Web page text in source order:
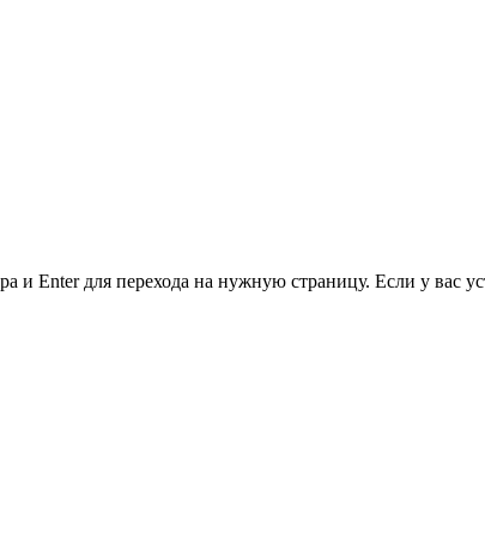
и Enter для перехода на нужную страницу. Если у вас